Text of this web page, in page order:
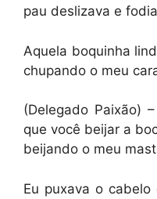
pau deslizava e
Aquela boquinha
chupando o meu
(Delegado Paixão)
que você beijar a
beijando o meu
Eu puxava o